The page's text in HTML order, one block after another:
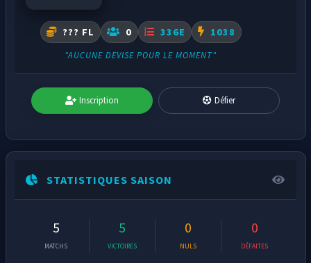
??? FL 0 336E 1038
"AUCUNE DEVISE POUR LE MOMENT"
Inscription Défier
STATISTIQUES SAISON
5
MATCHS
5
VICTOIRES
0
NULS
0
DÉFAITES